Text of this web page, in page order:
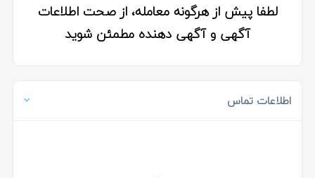
لطفا پیش از هرگونه معامله، از صحت اطلاعات
آگهی و آگهی دهنده مطمئن شوید
اطلاعات تماس